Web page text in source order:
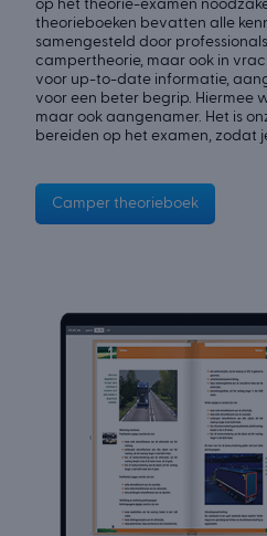
op het theorie-examen
theorieboeken bevatten alle
samengesteld door
campertheorie, maar ook in
voor up-to-date informatie,
voor een beter begrip. Hiermee
maar ook aangenamer. Het is
bereiden op het examen, zodat
Camper theorieboek